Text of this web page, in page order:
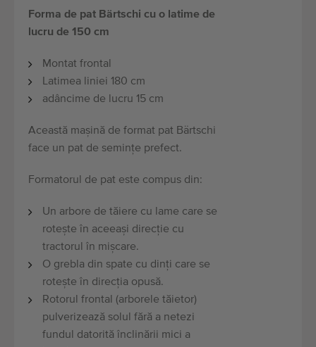
Forma de pat Bärtschi cu o latime de
lucru de 150 cm
Montat frontal
Latimea liniei 180 cm
adâncime de lucru 15 cm
Această mașină de format pat Bärtschi
face un pat de semințe prefect.
Formatorul de pat este compus din:
Un arbore de tăiere cu lame care se
rotește în aceeași direcție cu
tractorul în mișcare.
O grebla din spate cu dinți care se
rotește în direcția opusă.
Rotorul frontal (arborele tăietor)
pulverizează solul fără a netezi
fundul datorită înclinării mici a